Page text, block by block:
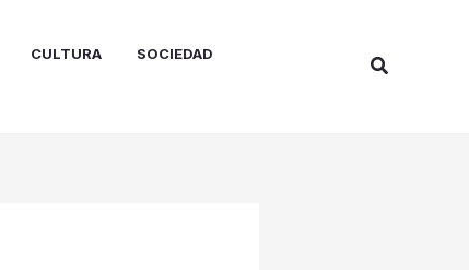
CULTURA
SOCIEDAD
Buscar